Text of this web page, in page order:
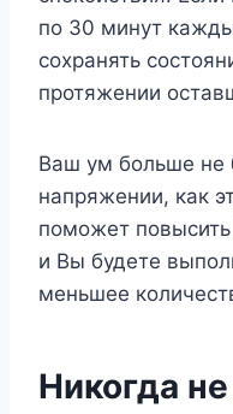
по 30 минут
сохранять
протяжении
Ваш ум больше не
напряжении, как
поможет
и Вы будете
меньшее
Никогда